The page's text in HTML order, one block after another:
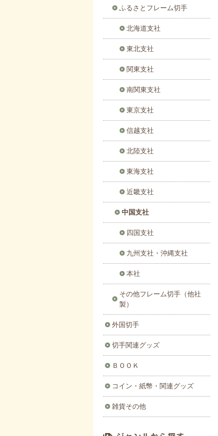
ふるさとフレーム切手
北海道支社
東北支社
関東支社
南関東支社
東京支社
信越支社
北陸支社
東海支社
近畿支社
中国支社
四国支社
九州支社・沖縄支社
本社
その他フレーム切手（他社
製）
外国切手
切手関連グッズ
ＢＯＯＫ
コイン・紙幣・関連グッズ
雑貨その他